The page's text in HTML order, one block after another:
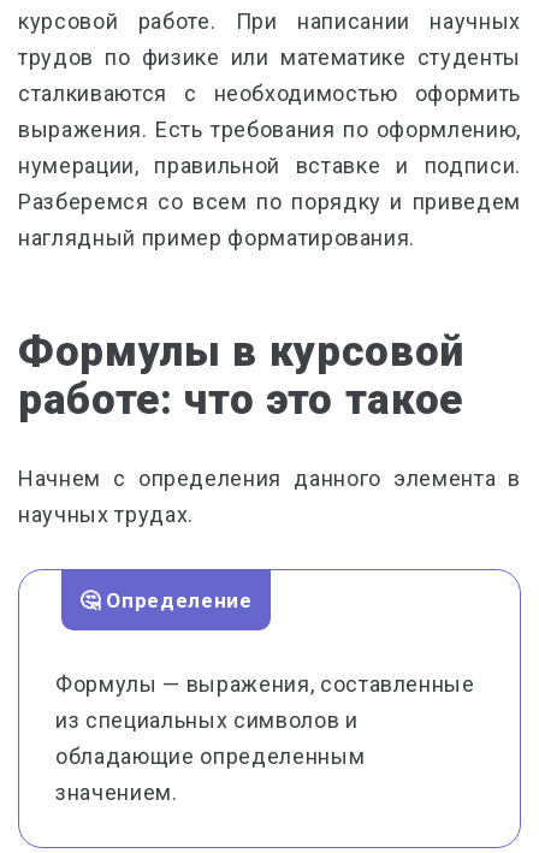
курсовой работе. При написании научных
трудов по физике или математике студенты
сталкиваются с необходимостью оформить
выражения. Есть требования по оформлению,
нумерации, правильной вставке и подписи.
Разберемся со всем по порядку и приведем
наглядный пример форматирования.
Формулы в курсовой
работе: что это такое
Начнем с определения данного элемента в
научных трудах.
🤔 Определение
Формулы — выражения, составленные
из специальных символов и
обладающие определенным
значением.